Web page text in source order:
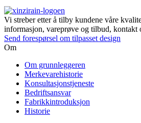
Vi streber etter å tilby kundene våre
informasjon, vareprøve og tilbud, kontakt
Send forespørsel om tilpasset design
Om
Om grunnleggeren
Merkevarehistorie
Konsultasjonstjeneste
Bedriftsansvar
Fabrikkintroduksjon
Historie